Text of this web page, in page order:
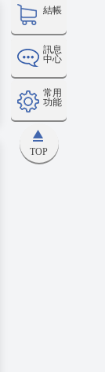
結帳
訊息
中心
常用
功能
TOP